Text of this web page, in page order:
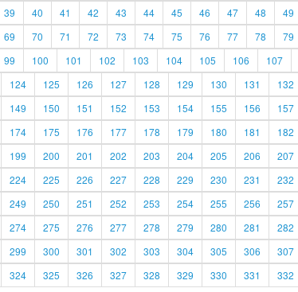
39 40 41 42 43 44 45 46 47 48 49
69 70 71 72 73 74 75 76 77 78 79
99 100 101 102 103 104 105 106 107
124 125 126 127 128 129 130 131 132
149 150 151 152 153 154 155 156 157
174 175 176 177 178 179 180 181 182
199 200 201 202 203 204 205 206 207
224 225 226 227 228 229 230 231 232
249 250 251 252 253 254 255 256 257
274 275 276 277 278 279 280 281 282
299 300 301 302 303 304 305 306 307
324 325 326 327 328 329 330 331 332